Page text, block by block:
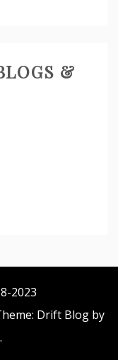
&
2023
Drift Blog by
.